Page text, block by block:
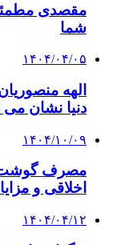
مقصدی
شما
۱۴۰۴/۰۴/۰۵
الهه
دنیا نشان می
۱۴۰۴/۱۰/۰۹
مصرف گوشت
اخلاقی و
۱۴۰۴/۰۴/۱۲